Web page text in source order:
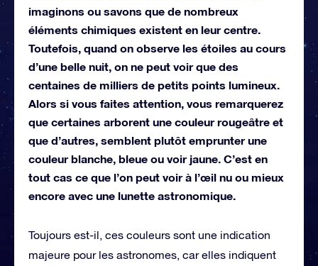
imaginons ou savons que de nombreux
éléments chimiques existent en leur centre.
Toutefois, quand on observe les étoiles au cours
d’une belle nuit, on ne peut voir que des
centaines de milliers de petits points lumineux.
Alors si vous faites attention, vous remarquerez
que certaines arborent une couleur rougeâtre et
que d’autres, semblent plutôt emprunter une
couleur blanche, bleue ou voir jaune. C’est en
tout cas ce que l’on peut voir à l’œil nu ou mieux
encore avec une lunette astronomique.
Toujours est-il, ces couleurs sont une indication
majeure pour les astronomes, car elles indiquent